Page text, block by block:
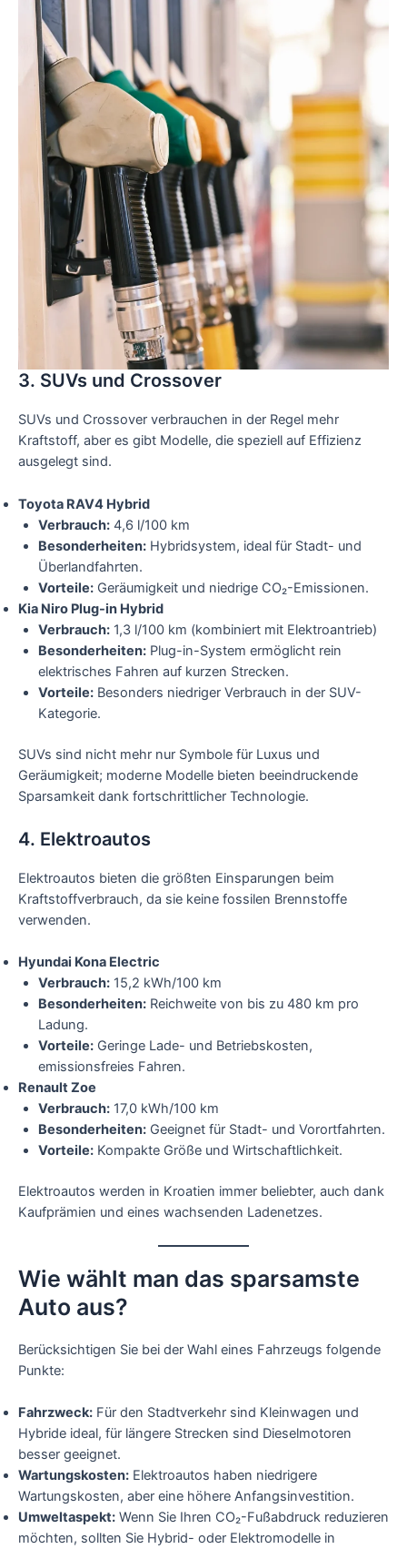
3. SUVs und Crossover
SUVs und Crossover verbrauchen in der Regel mehr
Kraftstoff, aber es gibt Modelle, die speziell auf Effizienz
ausgelegt sind.
Toyota RAV4 Hybrid
Verbrauch:4,6 l/100 km
Besonderheiten:Hybridsystem, ideal für Stadt- und
Überlandfahrten.
Vorteile:Geräumigkeit und niedrige CO₂-Emissionen.
Kia Niro Plug-in Hybrid
Verbrauch:1,3 l/100 km (kombiniert mit Elektroantrieb)
Besonderheiten:Plug-in-System ermöglicht rein
elektrisches Fahren auf kurzen Strecken.
Vorteile:Besonders niedriger Verbrauch in der SUV-
Kategorie.
SUVs sind nicht mehr nur Symbole für Luxus und
Geräumigkeit; moderne Modelle bieten beeindruckende
Sparsamkeit dank fortschrittlicher Technologie.
4. Elektroautos
Elektroautos bieten die größten Einsparungen beim
Kraftstoffverbrauch, da sie keine fossilen Brennstoffe
verwenden.
Hyundai Kona Electric
Verbrauch:15,2 kWh/100 km
Besonderheiten:Reichweite von bis zu 480 km pro
Ladung.
Vorteile:Geringe Lade- und Betriebskosten,
emissionsfreies Fahren.
Renault Zoe
Verbrauch:17,0 kWh/100 km
Besonderheiten:Geeignet für Stadt- und Vorortfahrten.
Vorteile:Kompakte Größe und Wirtschaftlichkeit.
Elektroautos werden in Kroatien immer beliebter, auch dank
Kaufprämien und eines wachsenden Ladenetzes.
Wie wählt man das sparsamste
Auto aus?
Berücksichtigen Sie bei der Wahl eines Fahrzeugs folgende
Punkte:
Fahrzweck: Für den Stadtverkehr sind Kleinwagen und
Hybride ideal, für längere Strecken sind Dieselmotoren
besser geeignet.
Wartungskosten: Elektroautos haben niedrigere
Wartungskosten, aber eine höhere Anfangsinvestition.
Umweltaspekt: Wenn Sie Ihren CO₂-Fußabdruck reduzieren
möchten, sollten Sie Hybrid- oder Elektromodelle in